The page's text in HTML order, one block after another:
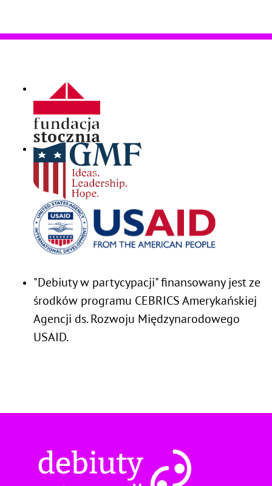
"Debiuty w partycypacji" finansowany jest ze
środków programu CEBRICS Amerykańskiej
Agencji ds. Rozwoju Międzynarodowego
USAID.